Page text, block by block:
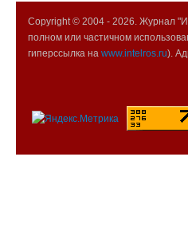
Copyright © 2004 - 2026. Журнал
полном или частичном
гиперссылка на www.intelros.ru).